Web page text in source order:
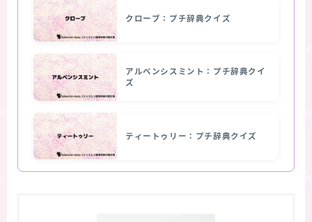
クローブ：プチ辞典クイズ
アルベンシスミント：プチ辞典クイ
ズ
ティートゥリー：プチ辞典クイズ